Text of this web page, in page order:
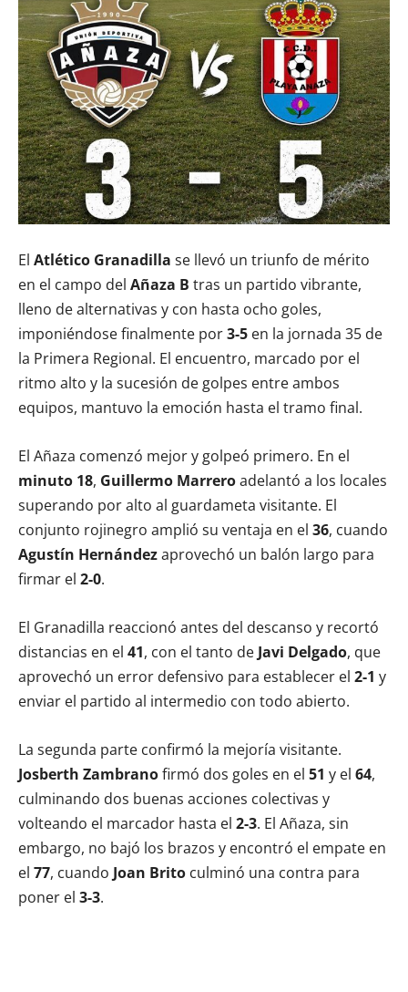
El Atlético Granadilla se llevó un triunfo de mérito
en el campo del Añaza B tras un partido vibrante,
lleno de alternativas y con hasta ocho goles,
imponiéndose finalmente por3-5 en la jornada 35 de
la Primera Regional. El encuentro, marcado por el
ritmo alto y la sucesión de golpes entre ambos
equipos, mantuvo la emoción hasta el tramo final.
El Añaza comenzó mejor y golpeó primero. En el
minuto 18, Guillermo Marreroadelantó a los locales
superando por alto al guardameta visitante. El
conjunto rojinegro amplió su ventaja en el 36, cuando
Agustín Hernándezaprovechó un balón largo para
firmar el 2-0.
El Granadilla reaccionó antes del descanso y recortó
distancias en el 41, con el tanto deJavi Delgado, que
aprovechó un error defensivo para establecer el 2-1 y
enviar el partido al intermedio con todo abierto.
La segunda parte confirmó la mejoría visitante.
Josberth Zambranofirmó dos goles en el 51 y el 64,
culminando dos buenas acciones colectivas y
volteando el marcador hasta el 2-3. El Añaza, sin
embargo, no bajó los brazos y encontró el empate en
el 77, cuando Joan Brito culminó una contra para
poner el 3-3.